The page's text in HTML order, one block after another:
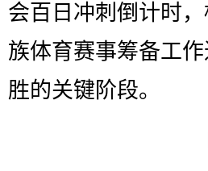
会百日冲刺倒计时
族体育赛事筹备工
胜的关键阶段。